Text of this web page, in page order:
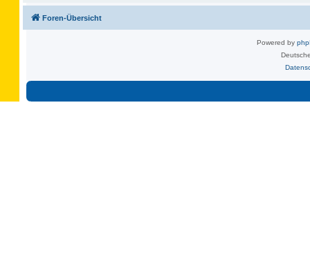
Foren-Übersicht
Powered by